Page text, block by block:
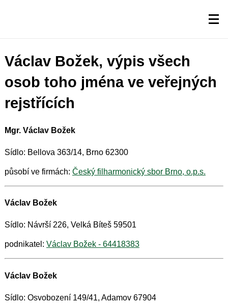
Václav Božek, výpis všech
osob toho jména ve veřejných
rejstřících
Mgr. Václav Božek
Sídlo: Bellova 363/14, Brno 62300
působí ve firmách: Český filharmonický sbor Brno, o.p.s.
Václav Božek
Sídlo: Návrší 226, Velká Bíteš 59501
podnikatel: Václav Božek - 64418383
Václav Božek
Sídlo: Osvobození 149/41, Adamov 67904